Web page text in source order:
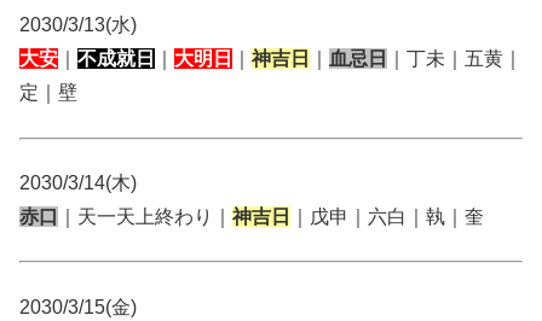
2030/3/13(水)
大安
不成就日 大明日 神吉日 血忌日
｜丁未｜五黄｜
定｜壁
2030/3/14(木)
赤口
｜天一天上終わり｜ 神吉日 ｜戊申｜六白｜執｜奎
2030/3/15(金)